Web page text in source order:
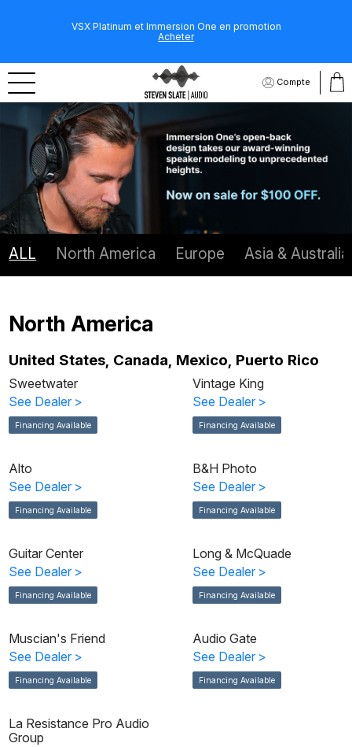
VSX Platinum et Immersion One en promotion
Acheter
Compte
ALL North America Europe Asia & Australia
North America
United States, Canada, Mexico, Puerto Rico
Sweetwater
See Dealer >
Financing Available
Vintage King
See Dealer >
Financing Available
Alto
See Dealer >
Financing Available
B&H Photo
See Dealer >
Financing Available
Guitar Center
See Dealer >
Financing Available
Long & McQuade
See Dealer >
Financing Available
Muscian's Friend
See Dealer >
Financing Available
Audio Gate
See Dealer >
Financing Available
La Resistance Pro Audio
Group